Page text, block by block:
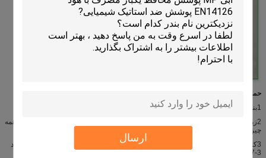
ارسال
حمل و نقل:
1بندر بارگیری: ووهان، شانگهای، گوانگژو یا هر بندر دیگری
2زمان تحویل: برای FCL: 4-8 هفته؛ برای LCL: 3-5 هفته پس از دریافت سپرده، LC و همه
چیز تایید شده است.
3کانتينر ما از بندر ووهان به وسيله رودخانه يانگزي به بندر شانگهاي فرستاده شده، حدود
3-7 روز طول ميکشه